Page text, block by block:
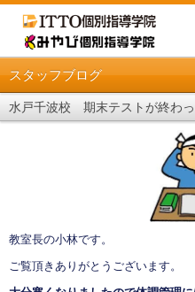
スタッフブログ
水戸千波校 期末テストが終わっ
教室長の小林です。
ご覧頂きありがとうございます。